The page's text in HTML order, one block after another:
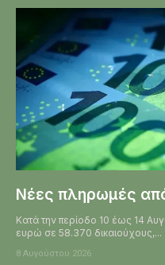
Νέες πληρωμές
Κατά την περίοδο 10 έως 14
ευρώ σε 58.370 δικαιούχους,...
8 Αυγούστου 2026